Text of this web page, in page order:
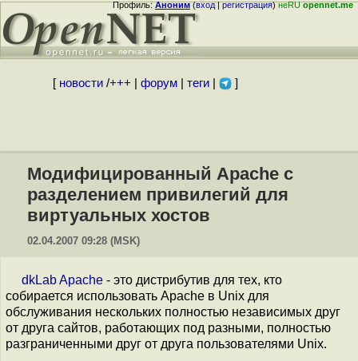
Профиль:Аноним(вход|регистрация)неRUopennet.me
[ новости/+++ форум| теги| ]
Модифицированный Apache с
разделением привилегий для
виртуальных хостов
02.04.2007 09:28 (MSK)
dkLab Apache - это дистрибутив для тех, кто
собирается использовать Apache в Unix для
обслуживания нескольких полностью независимых друг
от друга сайтов, работающих под разными, полностью
разграниченными друг от друга пользователями Unix.